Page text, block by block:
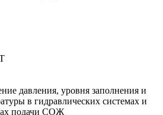
давления, уровня заполнения и
в гидравлических системах и
подачи СОЖ